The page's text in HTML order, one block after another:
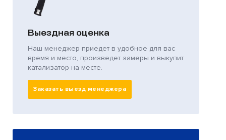
Выездная оценка
Наш менеджер приедет в удобное для вас
время и место, произведет замеры и выкупит
катализатор на месте.
Заказать выезд менеджера